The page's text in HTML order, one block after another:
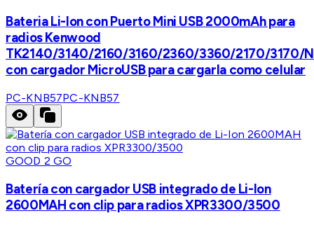
Bateria Li-Ion con Puerto Mini USB 2000mAh para
radios Kenwood
TK2140/3140/2160/3160/2360/3360/2170/3170/
con cargador MicroUSB para cargarla como celular
PC-KNB57PC-KNB57
GOOD 2 GO
Batería con cargador USB integrado de Li-Ion
2600MAH con clip para radios XPR3300/3500